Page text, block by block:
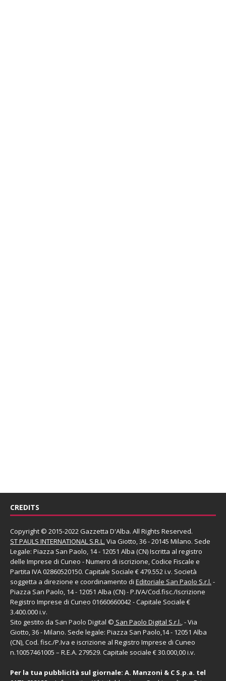
CREDITS
Copyright © 2015-2022 Gazzetta D'Alba. All Rights Reserved.
ST PAULS INTERNATIONAL S.R.L. Via Giotto, 36 - 20145 Milano. Sede
Legale: Piazza San Paolo, 14 - 12051 Alba (CN) Iscritta al registro
delle Imprese di Cuneo - Numero di iscrizione, Codice Fiscale e
Partita IVA 02860520150. Capitale Sociale € 479.552 i.v. Società
soggetta a direzione e coordinamento di Editoriale San Paolo S.r.l. -
Piazza San Paolo, 14 - 12051 Alba (CN) - P.IVA/Cod.fisc./Iscrizione
Registro Imprese di Cuneo 01660660042 - Capitale Sociale €
3.400.000 i.v.
Sito gestito da San Paolo Digital © San Paolo Digital S.r.l., - Via
Giotto, 36 - Milano. Sede legale: Piazza San Paolo,14 - 12051 Alba
(CN), Cod. fisc./P.Iva e iscrizione al Registro Imprese di Cuneo
n.10057461005 – R.E.A. 279529. Capitale sociale € 30.000,00 i.v.
Per la tua pubblicità sul giornale: A. Manzoni & C S.p.a. tel